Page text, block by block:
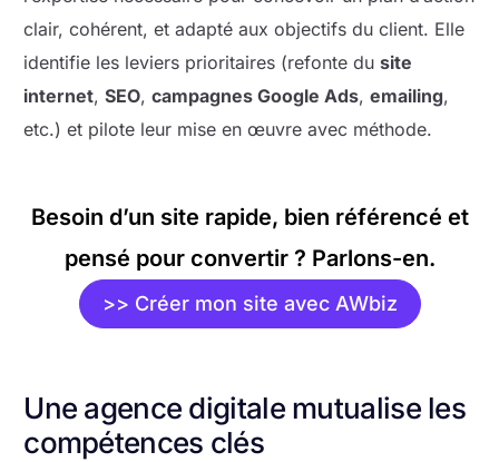
clair, cohérent, et adapté aux objectifs du client. Elle
identifie les leviers prioritaires (refonte dusite
internet,SEO,campagnes Google Ads,emailing,
etc.) et pilote leur mise en œuvre avec méthode.
Besoin d’un site rapide, bien référencé et
pensé pour convertir ? Parlons-en.
>> Créer mon site avec AWbiz
Une agence digitale mutualise les
compétences clés